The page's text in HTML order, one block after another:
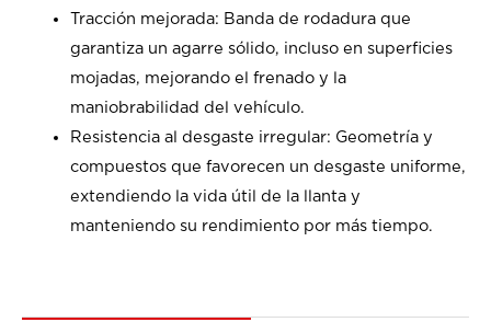
Tracción mejorada: Banda de rodadura que
garantiza un agarre sólido, incluso en superficies
mojadas, mejorando el frenado y la
maniobrabilidad del vehículo.
Resistencia al desgaste irregular: Geometría y
compuestos que favorecen un desgaste uniforme,
extendiendo la vida útil de la llanta y
manteniendo su rendimiento por más tiempo.